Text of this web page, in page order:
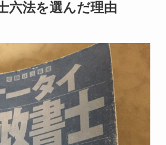
六法を選んだ理由